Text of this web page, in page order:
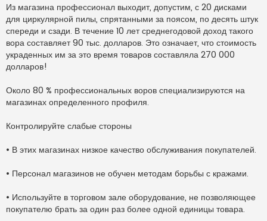
Из магазина профессионал выходит, допустим, с 20 дисками
для циркулярной пилы, спрятанными за поясом, по десять штук
спереди и сзади. В течение 10 лет среднегодовой доход такого
вора составляет 90 тыс. долларов. Это означает, что стоимость
украденных им за это время товаров составляла 270 000
долларов!
Около 80 % профессиональных воров специализируются на
магазинах определенного профиля.
Контролируйте слабые стороны
• В этих магазинах низкое качество обслуживания покупателей.
• Персонал магазинов не обучен методам борьбы с кражами.
• Используйте в торговом зале оборудование, не позволяющее
покупателю брать за один раз более одной единицы товара.